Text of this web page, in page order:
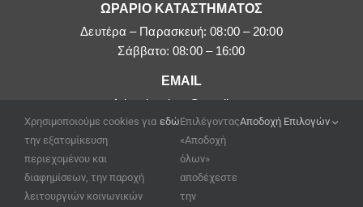
ΩΡΑΡΙΟ ΚΑΤΑΣΤΗΜΑΤΟΣ
Δευτέρα – Παρασκευή: 08:00 – 20:00
Σάββατο: 08:00 – 16:00
EMAIL
afoipouloushop@gmail.com
Χρησιμοποιούμε cookies για
την εξατομίκευση
περιεχομένου και
διαφημίσεων, την παροχή
λειτουργιών κοινωνικών
εδώΕπιλέγοντας
«Αποδοχή
όλων»
αποδέχεστε
την
Αποδοχή Επιλογών